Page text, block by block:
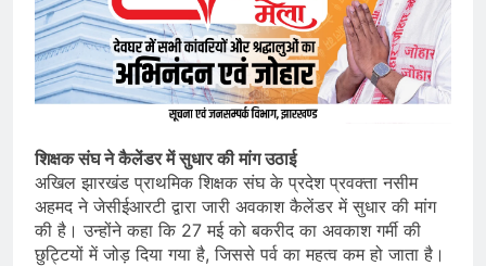
शिक्षक संघ ने कैलेंडर में सुधार की मांग उठाई
अखिल झारखंड प्राथमिक शिक्षक संघ के प्रदेश प्रवक्ता नसीम
अहमद ने जेसीईआरटी द्वारा जारी अवकाश कैलेंडर में सुधार की मांग
की है। उन्होंने कहा कि 27 मई को बकरीद का अवकाश गर्मी की
छुट्टियों में जोड़ दिया गया है, जिससे पर्व का महत्व कम हो जाता है।